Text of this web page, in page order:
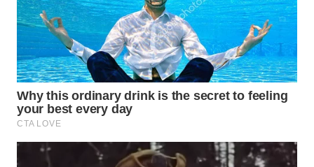
WN
TANJUNG
LESUNG
WN
KARO
WN
SIMALUNGUN